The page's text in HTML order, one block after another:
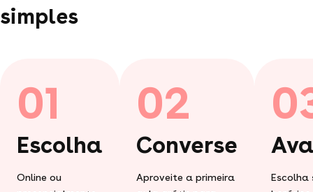
simples
01
Escolha
Online ou
02
Converse
Aproveite a primeira
Escolha